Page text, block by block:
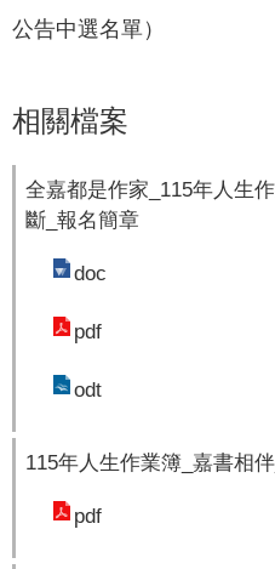
公告中選名單）
相關檔案
全嘉都是作家_115年人生
斷_報名簡章
doc
pdf
odt
115年人生作業簿_嘉書相
pdf